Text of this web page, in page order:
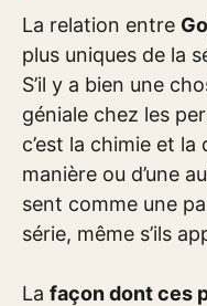
La relation entre
plus uniques de la
S’il y a bien une
géniale chez les
c’est la chimie et la
manière ou d’une
sent comme une
série, même s’ils
La façon dont ces